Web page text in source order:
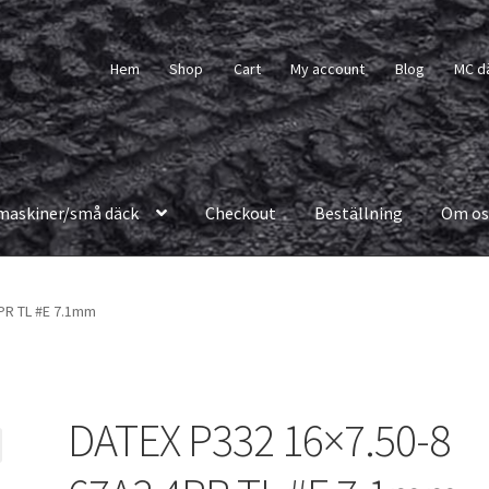
Hem Shop Cart My account Blog MC
små däck Checkout Beställning Om
TL #E 7.1mm
DATEX P332 16×7.50-8